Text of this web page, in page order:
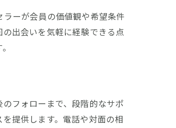
ーが会員の価値観や希望条件
出会いを気軽に経験できる点
フォローまで、段階的なサポ
提供します。電話や対面の相